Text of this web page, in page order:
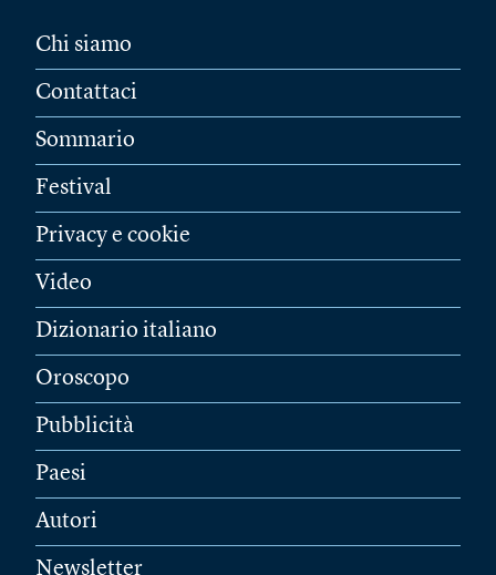
Chi siamo
Contattaci
Sommario
Festival
Privacy e cookie
Video
Dizionario italiano
Oroscopo
Pubblicità
Paesi
Autori
Newsletter